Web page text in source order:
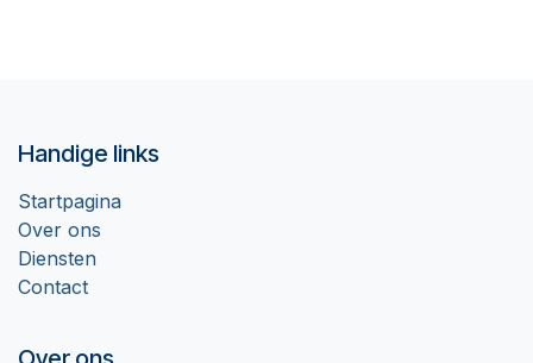
Handige links
Startpagina
Over ons
Diensten
Contact